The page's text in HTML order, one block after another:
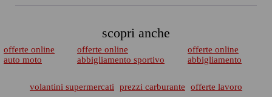
scopri anche
offerte online
auto moto
offerte online
abbigliamento sportivo
offerte online
abbigliamento
volantini supermercati prezzi carburante
offerte lavoro